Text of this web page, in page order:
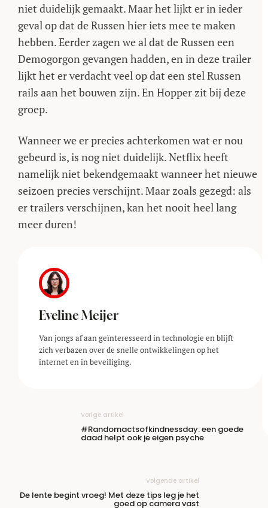
niet duidelijk gemaakt. Maar het lijkt er in ieder
geval op dat de Russen hier iets mee te maken
hebben. Eerder zagen we al dat de Russen een
Demogorgon gevangen hadden, en in deze trailer
lijkt het er verdacht veel op dat een stel Russen
rails aan het bouwen zijn. En Hopper zit bij deze
groep.
Wanneer we er precies achterkomen wat er nou
gebeurd is, is nog niet duidelijk. Netflix heeft
namelijk niet bekendgemaakt wanneer het nieuwe
seizoen precies verschijnt. Maar zoals gezegd: als
er trailers verschijnen, kan het nooit heel lang
meer duren!
Eveline Meijer
Van jongs af aan geïnteresseerd in technologie en blijft
zich verbazen over de snelle ontwikkelingen op het
internet en in beveiliging.
Vorige artikel
#Randomactsofkindnessday: een goede
daad helpt ook je eigen psyche
Volgende artikel
De lente begint vroeg! Met deze tips leg je het
goed op camera vast